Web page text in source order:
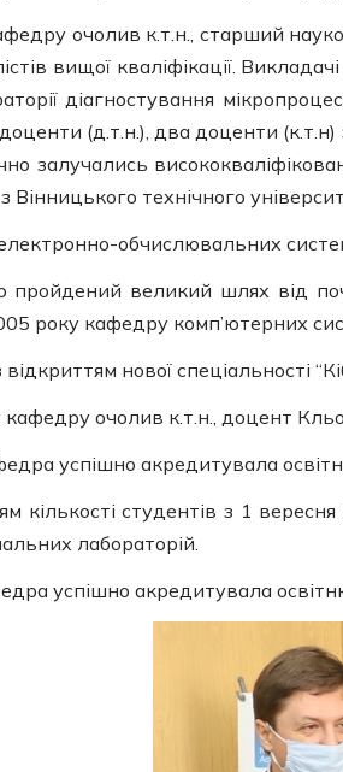
очолив к.т.н., старший
вищої кваліфікації.
діагностування
(д.т.н.), два доценти
залучались
Вінницького технічного
обчислювальних
пройдений великий шлях від
року кафедру комп’ютерних
відкриттям нової спеціальності
кафедру очолив к.т.н., доцент
успішно акредитувала
кількості студентів з 1
лабораторій.
успішно акредитувала